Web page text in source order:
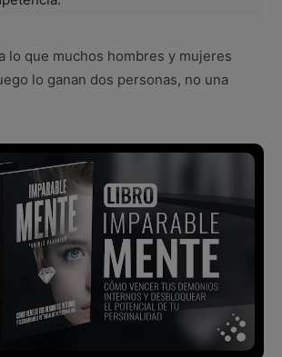
lo que muchos hombres y mujeres
lo ganan dos personas, no una